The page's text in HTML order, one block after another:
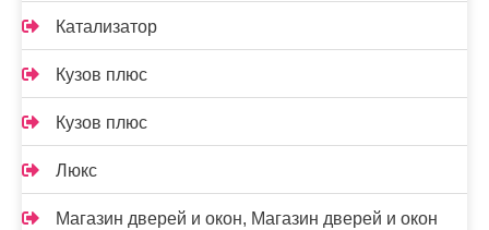
Катализатор
Кузов плюс
Кузов плюс
Люкс
Магазин дверей и окон, Магазин дверей и окон